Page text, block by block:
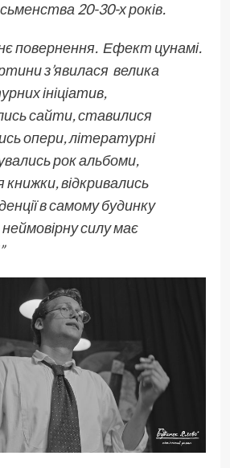
20-30-х років.
повернення. Ефект цунамі.
з’явилася велика
ініціатив,
сайти, ставилися
опери, літературні
рок альбоми,
відкривались
в самому будинку
неймовірну силу має